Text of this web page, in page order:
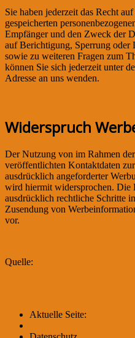
Sie haben jederzeit das Recht
gespeicherten
Empfänger und den Zweck der
auf Berichtigung, Sperrung oder
sowie zu weiteren Fragen zum
können Sie sich jederzeit unter
Adresse an uns wenden.
Widerspruch
Der Nutzung von im Rahmen
veröffentlichten Kontaktdaten
ausdrücklich angeforderter
wird hiermit widersprochen. Die
ausdrücklich rechtliche Schritte
Zusendung von
vor.
Quelle:
Aktuelle Seite: